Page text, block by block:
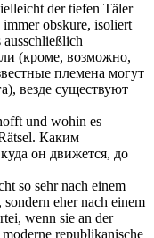
der tiefen Täler
immerobskure, isoliert
ausschließlich
(кроме, возможно,
племена могут
везде существуют
und wohin es
Каким
куда он движется, до
so sehr nach einem
eher nach einem
wenn sie an der
republikanische